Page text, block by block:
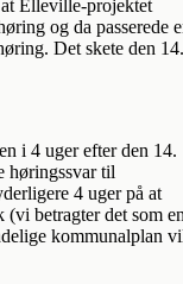
Elleville-projektet
og da passerede
Det skete den 14.
i 4 uger efter den 14.
høringssvar til
4 uger på at
(vi betragter det som
kommunalplan